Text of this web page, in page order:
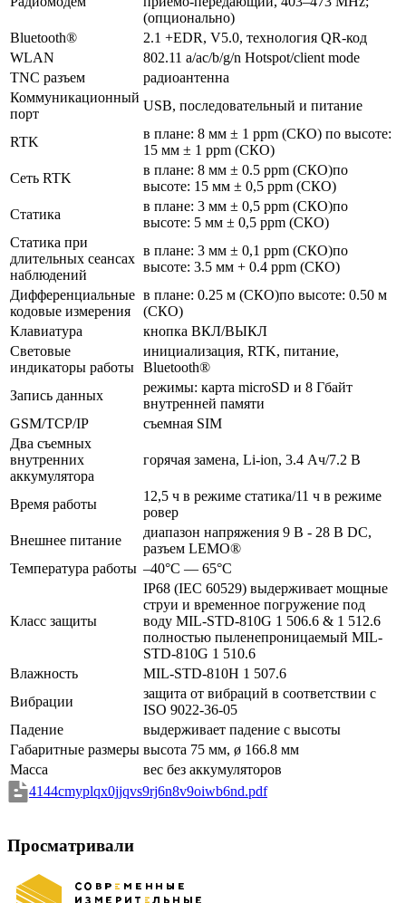
(опционально)
Bluetooth®
2.1 +EDR, V5.0, технология QR-код
WLAN
802.11 a/ac/b/g/n Hotspot/client mode
TNC разъем
радиоантенна
Коммуникационный
порт
USB, последовательный и питание
RTK
в плане: 8 мм ± 1 ppm (СКО) по высоте:
15 мм ± 1 ppm (СКО)
Cеть RTK
в плане: 8 мм ± 0.5 ppm (СКО)по
высоте: 15 мм ± 0,5 ppm (СКО)
Статика
в плане: 3 мм ± 0,5 ppm (СКО)по
высоте: 5 мм ± 0,5 ppm (СКО)
Статика при
длительных сеансах
наблюдений
в плане: 3 мм ± 0,1 ppm (СКО)по
высоте: 3.5 мм + 0.4 ppm (СКО)
Дифференциальные
кодовые измерения
в плане: 0.25 м (СКО)по высоте: 0.50 м
(СКО)
Клавиатура
кнопка ВКЛ/ВЫКЛ
Световые
индикаторы работы
инициализация, RTK, питание,
Bluetooth®
Запись данных
режимы: карта microSD и 8 Гбайт
внутренней памяти
GSM/TCP/IP
съемная SIM
Два съемных
внутренних
аккумулятора
горячая замена, Li-ion, 3.4 Ач/7.2 В
Время работы
12,5 ч в режиме статика/11 ч в режиме
ровер
Внешнее питание
диапазон напряжения 9 В - 28 В DC,
разъем LEMO®
Температура работы –40°C — 65°C
Класс защиты
IP68 (IEC 60529) выдерживает мощные
струи и временное погружение под
воду MIL-STD-810G 1 506.6 & 1 512.6
полностью пыленепроницаемый MIL-
STD-810G 1 510.6
Влажность
MIL-STD-810H 1 507.6
Вибрации
защита от вибраций в соответствии с
ISO 9022-36-05
Падение
выдерживает падение с высоты
Габаритные размеры высота 75 мм, ø 166.8 мм
Масса
вес без аккумуляторов
4144cmyplqx0jjqvs9rj6n8v9oiwb6nd.pdf
Просматривали